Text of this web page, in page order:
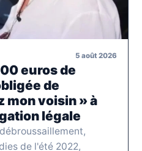
5 août 2026
euros de
de
mon voisin » à
légale
de l'été 2022,